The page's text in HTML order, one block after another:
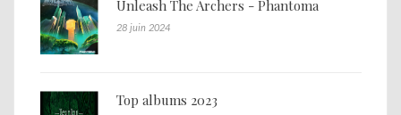
Unleash The Archers - Phantoma
28 juin 2024
Top albums 2023